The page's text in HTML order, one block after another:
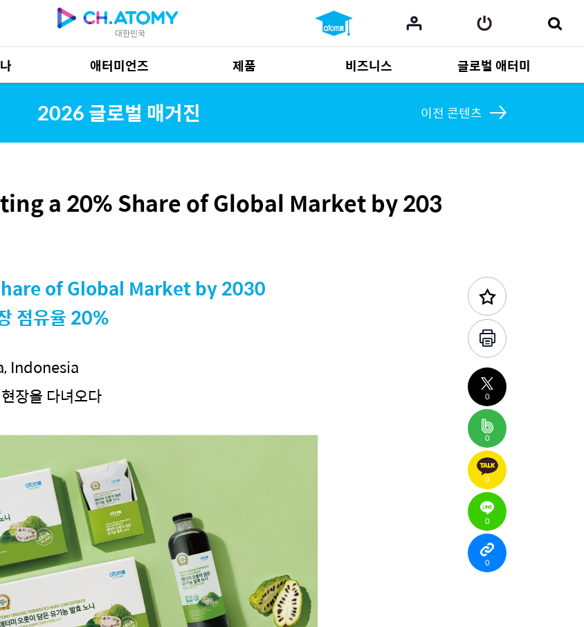
대한민국
애터미언즈 제품
제품 자료685
비즈니스
사업 자료165
글로벌 애터미
Multi-language
2026 글로벌 매거진 이전 콘텐츠
a 20% Share of Global Market by 203
of Global Market by 2030
점유율 20%
Indonesia
장을 다녀오다